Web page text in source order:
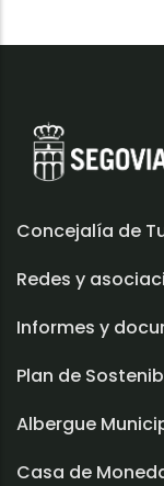
Concejalía de
Redes y
Informes y
Plan de
Albergue
Casa de